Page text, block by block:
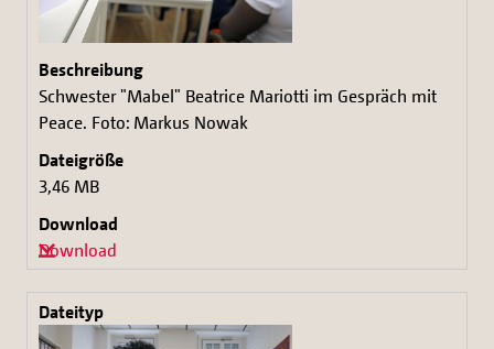
Schwester "Mabel" Beatrice Mariotti im Gespräch mit
Peace. Foto: Markus Nowak
3,46 MB
Download